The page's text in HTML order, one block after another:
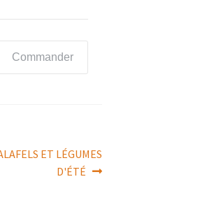
Commander
ET LÉGUMES
D'ÉTÉ